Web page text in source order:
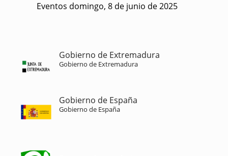
Eventos domingo, 8 de junio de 2025
Gobierno de Extremadura
Gobierno de Extremadura
Gobierno de España
Gobierno de España